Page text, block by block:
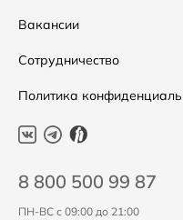
Вакансии
Сотрудничество
Политика
8 800 500 99 87
ПН-ВС с 09:00 до 21:00